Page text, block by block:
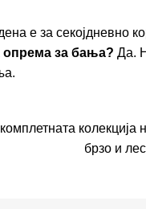
е за секојдневно
опрема за бања? Да.
колекција
брзо и